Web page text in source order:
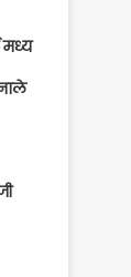
मध्य